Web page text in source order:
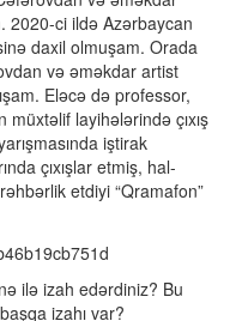
ci ildə Azərbaycan
daxil olmuşam. Orada
və əməkdar artist
Eləcə də professor,
layihələrində çıxış
iştirak
çıxışlar etmiş, hal-
etdiyi “Qramafon”
ilə izah edərdiniz? Bu
izahı var?